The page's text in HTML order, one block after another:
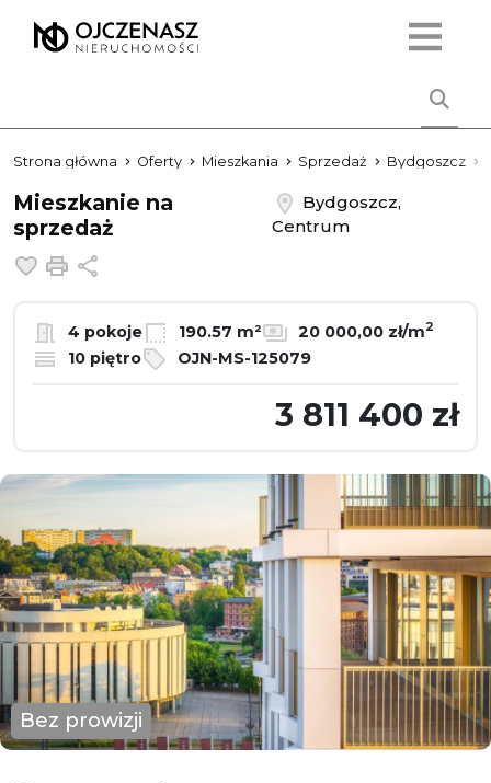
Strona główna Oferty Mieszkania Sprzedaż Bydgoszcz
Mieszkanie na
sprzedaż
Bydgoszcz,
Centrum
Dodaj do ulubionych
Drukuj
4 pokoje 190.57 m² 20 000,00 zł/m2
10 piętro OJN-MS-125079
3 811 400 zł
Bez prowizji